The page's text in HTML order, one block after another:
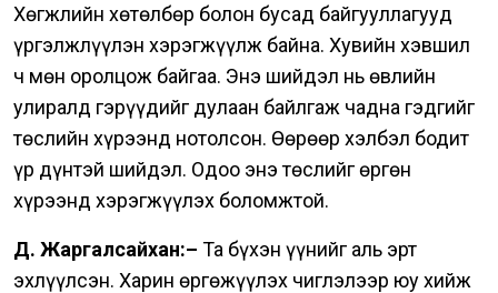
Хөгжлийн хөтөлбөр болон бусад байгууллагууд
үргэлжлүүлэн хэрэгжүүлж байна. Хувийн хэвшил
ч мөн оролцож байгаа. Энэ шийдэл нь өвлийн
улиралд гэрүүдийг дулаан байлгаж чадна гэдгийг
төслийн хүрээнд нотолсон. Өөрөөр хэлбэл бодит
үр дүнтэй шийдэл. Одоо энэ төслийг өргөн
хүрээнд хэрэгжүүлэх боломжтой.
Д. Жаргалсайхан:– Та бүхэн үүнийг аль эрт
эхлүүлсэн. Харин өргөжүүлэх чиглэлээр юу хийж